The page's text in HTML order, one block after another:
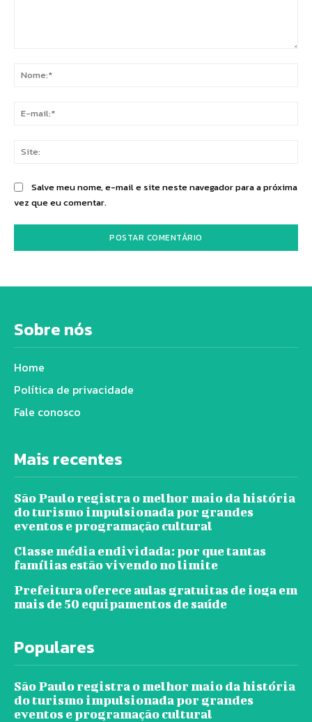
Salve meu nome, e-mail e site neste navegador para a próxima
vez que eu comentar.
Sobre nós
Home
Política de privacidade
Fale conosco
Mais recentes
São Paulo registra o melhor maio da história
do turismo impulsionada por grandes
eventos e programação cultural
Classe média endividada: por que tantas
famílias estão vivendo no limite
Prefeitura oferece aulas gratuitas de ioga em
mais de 50 equipamentos de saúde
Populares
São Paulo registra o melhor maio da história
do turismo impulsionada por grandes
eventos e programação cultural